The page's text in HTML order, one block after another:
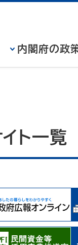
内閣府の政
ト一覧